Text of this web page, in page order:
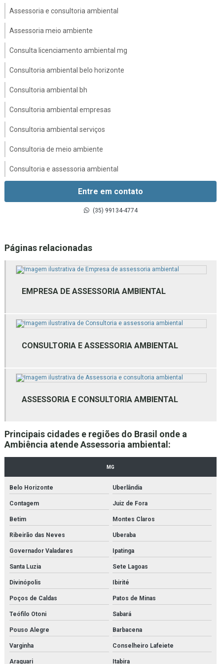
Assessoria e consultoria ambiental
Assessoria meio ambiente
Consulta licenciamento ambiental mg
Consultoria ambiental belo horizonte
Consultoria ambiental bh
Consultoria ambiental empresas
Consultoria ambiental serviços
Consultoria de meio ambiente
Consultoria e assessoria ambiental
Consultoria e licenciamento ambiental
Consultoria em gestão ambiental
Consultoria inventário florestal
Consultoria técnica ambiental
Empresa de assessoria ambiental
Empresa de estudos ambientais mg
Empresa de gestão ambiental
Empresa de laudo ambiental bh
Empresa de laudo ambiental mg
Empresa de licenciamento ambiental bh
Empresas de consultoria ambiental
Empresas de consultoria meio ambiente
Empresas que fazem licenciamento ambiental
Empresas que trabalham com gestão ambiental
Empresas sistema de gestão ambiental
Estudos ambientais bh
Entre em contato
(35) 99134-4774
Páginas relacionadas
EMPRESA DE ASSESSORIA AMBIENTAL
CONSULTORIA E ASSESSORIA AMBIENTAL
ASSESSORIA E CONSULTORIA AMBIENTAL
Principais cidades e regiões do Brasil onde a
Ambiência atende Assessoria ambiental:
MG
Belo Horizonte Uberlândia
Contagem Juiz de Fora
Betim Montes Claros
Ribeirão das Neves Uberaba
Governador Valadares Ipatinga
Santa Luzia Sete Lagoas
Divinópolis Ibirité
Poços de Caldas Patos de Minas
Teófilo Otoni Sabará
Pouso Alegre Barbacena
Varginha Conselheiro Lafeiete
Araguari Itabira